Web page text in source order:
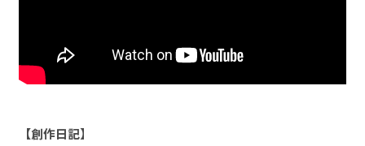
【創作日記】